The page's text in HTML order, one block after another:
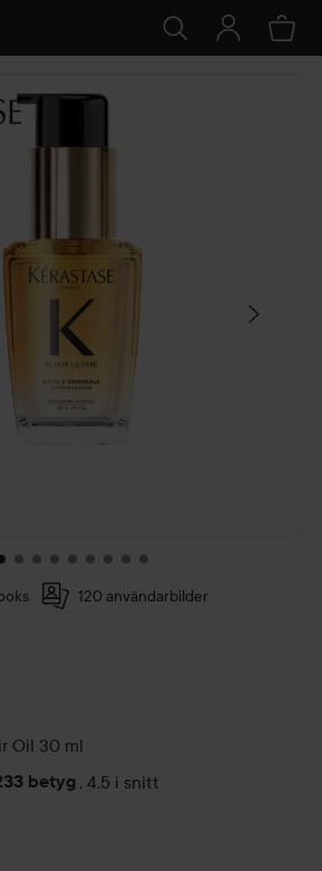
120 användarbilder
Oil 30 ml
betyg , 4.5 i snitt
kr